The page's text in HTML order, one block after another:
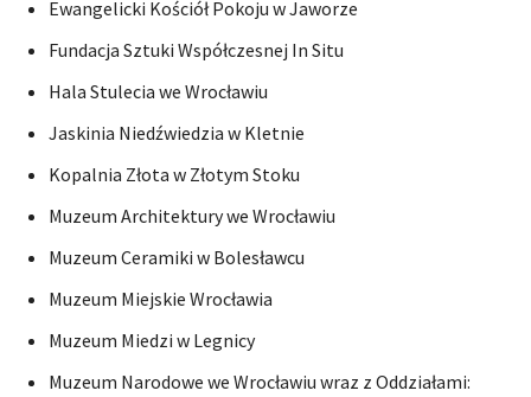
Ewangelicki Kościół Pokoju w Jaworze
Fundacja Sztuki Współczesnej In Situ
Hala Stulecia we Wrocławiu
Jaskinia Niedźwiedzia w Kletnie
Kopalnia Złota w Złotym Stoku
Muzeum Architektury we Wrocławiu
Muzeum Ceramiki w Bolesławcu
Muzeum Miejskie Wrocławia
Muzeum Miedzi w Legnicy
Muzeum Narodowe we Wrocławiu wraz z Oddziałami: